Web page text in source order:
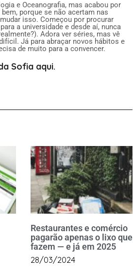
e Oceanografia, mas acabou por
porque se não acertam nas
isso. Começou por procurar
a universidade e desde aí, nunca
Adora ver séries, mas vê
Já para abraçar novos hábitos e
de muito para a convencer.
Sofia aqui.
Restaurantes e comércio
pagarão apenas o lixo que
fazem — e já em 2025
28/03/2024